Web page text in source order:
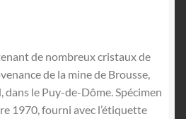
de nombreux cristaux de
de la mine de Brousse,
le Puy-de-Dôme. Spécimen
1970, fourni avec l’étiquette